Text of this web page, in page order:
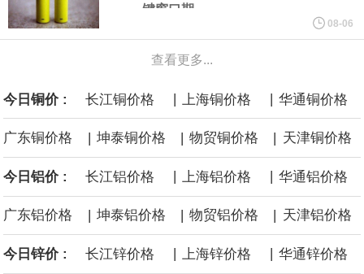
季调失业率 3%，预期 3%，前值 2.9%。
商品期货收盘，黄金连续涨3.44%，焦炭连续涨2.72%，铁矿石连续
涨2.64%，镍连续跌2.62%，白银连续涨2.61%。
沙特下调了对亚洲的主要原油价格，与此同时，各方正就一项旨在
缓解霍尔木兹海峡航运压力的协议进行谈判。尽管胡塞武装的威胁
危及了经由红海向东运输原油的替代路线，但沙特方面仍下调了价
格。
键窗口期
08-06
查看更多...
今日铜价 : 长江铜价格 | 上海铜价格 | 华通铜价格
广东铜价格 | 坤泰铜价格 | 物贸铜价格 | 天津铜价格
今日铝价 : 长江铝价格 上海铝价格 华通铝价格
广东铝价格 | 坤泰铝价格 | 物贸铝价格 | 天津铝价格
今日锌价 : 长江锌价格 上海锌价格 华通锌价格